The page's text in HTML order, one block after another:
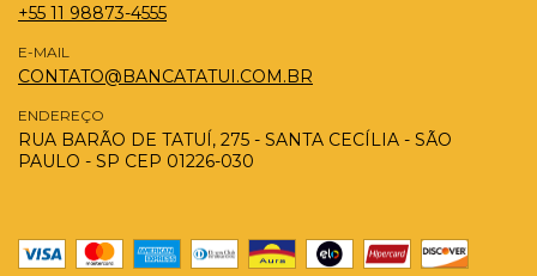
+55 11 98873-4555
E-MAIL
CONTATO@BANCATATUI.COM.BR
ENDEREÇO
RUA BARÃO DE TATUÍ, 275 - SANTA CECÍLIA - SÃO
PAULO - SP CEP 01226-030